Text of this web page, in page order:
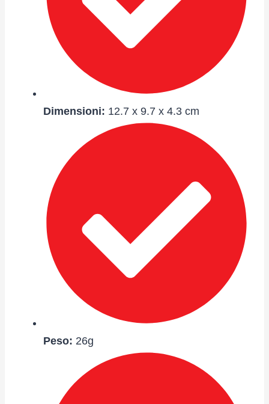
Dimensioni: 12.7 x 9.7 x 4.3 cm
Peso: 26g